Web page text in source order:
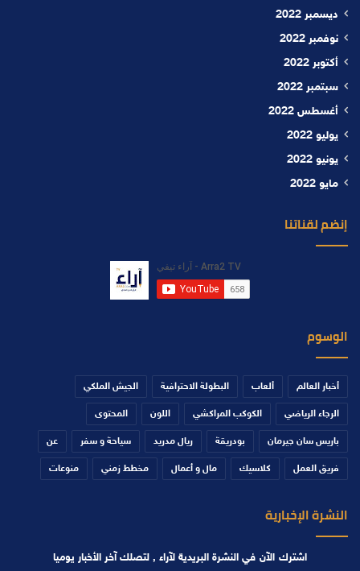
ديسمبر 2022
نوفمبر 2022
أكتوبر 2022
سبتمبر 2022
أغسطس 2022
يوليو 2022
يونيو 2022
مايو 2022
إنضم لقناتنا
الوسوم
أخبار العالم ألعاب البطولة الاحترافية الجيش الملكي
الرجاء الرياضي الكوكب المراكشي اللون المحتوى
باريس سان جيرمان بودريقة ريال مدريد سياحة و سفر عن
فريق العمل كلاسيك مال و أعمال مخطط زمني منوعات
النشرة الإخبارية
اشترك الآن في النشرة البريدية لآراء , لتصلك آخر الأخبار يوميا